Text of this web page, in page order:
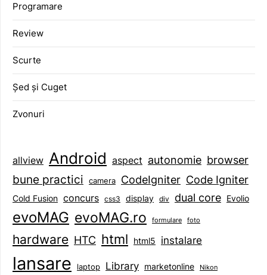
Programare
Review
Scurte
Șed și Cuget
Zvonuri
allview Android aspect autonomie browser
bune practici camera CodeIgniter Code Igniter
Cold Fusion concurs css3 display div dual core Evolio
evoMAG evoMAG.ro formulare foto
hardware HTC html html5 instalare
lansare laptop Library marketonline Nikon